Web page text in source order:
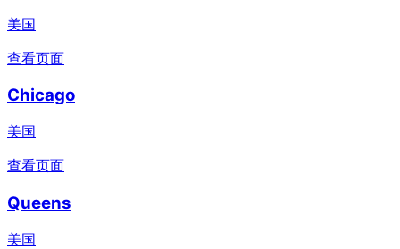
美国
查看页面
Chicago
美国
查看页面
Queens
美国